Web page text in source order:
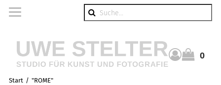
0
Start "ROME"